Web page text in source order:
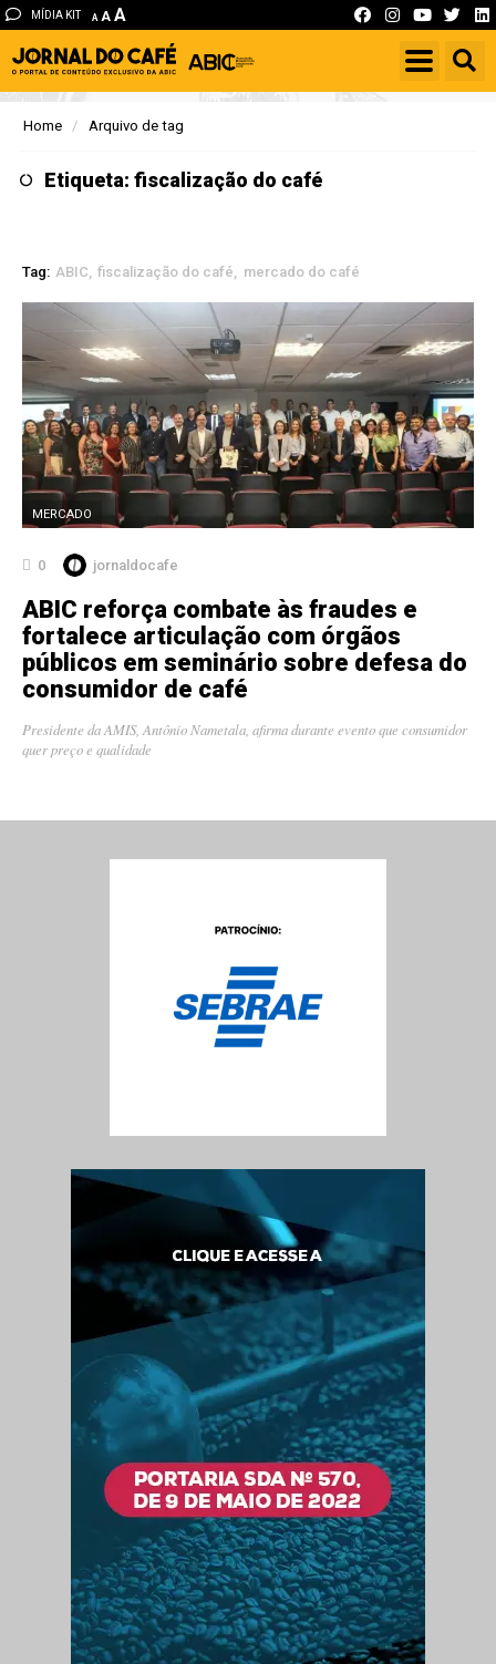
MÍDIA KIT A A A
Home Arquivo de tag
Etiqueta: fiscalização do café
Tag: ABIC fiscalização do café mercado do café
MERCADO
0 jornaldocafe
ABIC reforça combate às fraudes e
fortalece articulação com órgãos
públicos em seminário sobre defesa do
consumidor de café
Presidente da AMIS, Antônio Nametala, afirma durante evento que consumidor
quer preço e qualidade